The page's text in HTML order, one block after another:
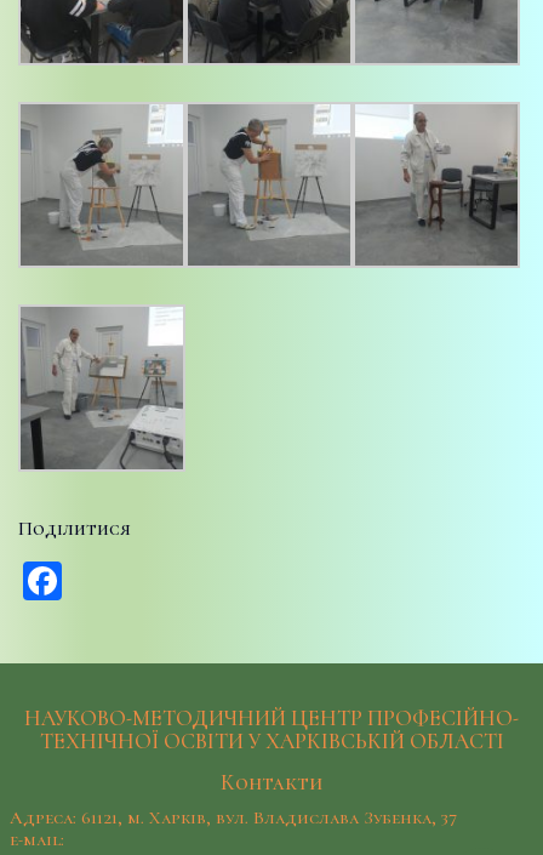
Поділитися
НАУКОВО-МЕТОДИЧНИЙ ЦЕНТР ПРОФЕСІЙНО-
ТЕХНІЧНОЇ ОСВІТИ У ХАРКІВСЬКІЙ ОБЛАСТІ
Контакти
Адреса: 61121, м. Харків, вул. Владислава Зубенка, 37
e-mail: